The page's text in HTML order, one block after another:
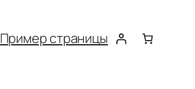
Пример страницы